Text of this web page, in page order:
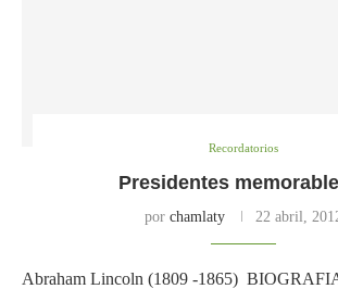
Recordatorios
Presidentes
por chamlaty 22 abril,
Abraham Lincoln (1809 -1865)